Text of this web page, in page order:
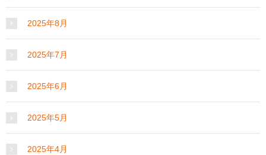
2025年8月
2025年7月
2025年6月
2025年5月
2025年4月